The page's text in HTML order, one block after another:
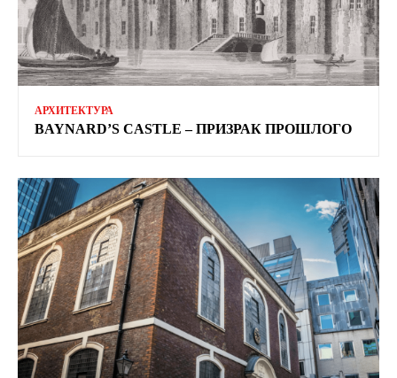
АРХИТЕКТУРА
BAYNARD’S CASTLE – ПРИЗРАК ПРОШЛОГО